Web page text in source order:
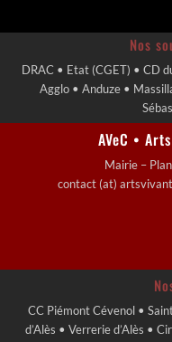
Nos
DRAC • Etat (CGET) • CD
Agglo • Anduze •
AVeC •
Mairie –
contact (at)
CC Piémont Cévenol •
d’Alès • Verrerie d’Alès •